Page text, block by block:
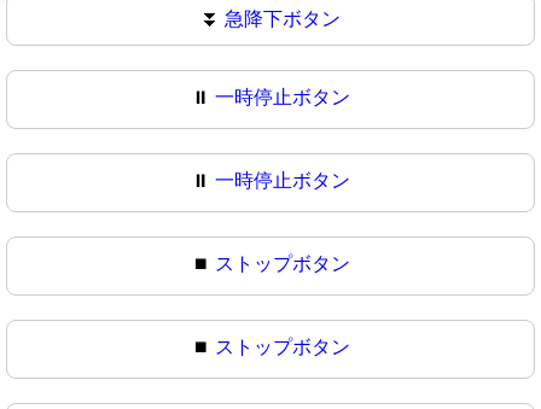
⏬ 急降下ボタン
⏸️ 一時停止ボタン
⏸ 一時停止ボタン
⏹️ ストップボタン
⏹ ストップボタン